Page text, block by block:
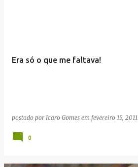
Era só o que me faltava!
postado por Icaro Gomes em fevereiro 15, 2011
0